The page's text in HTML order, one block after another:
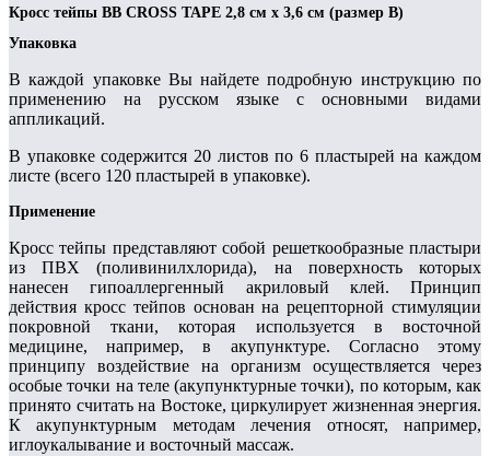
Кросс тейпы BB CROSS TAPE 2,8 см x 3,6 см (размер B)
Упаковка
В каждой упаковке Вы найдете подробную инструкцию по
применению на русском языке с основными видами
аппликаций.
В упаковке содержится 20 листов по 6 пластырей на каждом
листе (всего 120 пластырей в упаковке).
Применение
Кросс тейпы представляют собой решеткообразные пластыри
из ПВХ (поливинилхлорида), на поверхность которых
нанесен гипоаллергенный акриловый клей. Принцип
действия кросс тейпов основан на рецепторной стимуляции
покровной ткани, которая используется в восточной
медицине, например, в акупунктуре. Согласно этому
принципу воздействие на организм осуществляется через
особые точки на теле (акупунктурные точки), по которым, как
принято считать на Востоке, циркулирует жизненная энергия.
К акупунктурным методам лечения относят, например,
иглоукалывание и восточный массаж.